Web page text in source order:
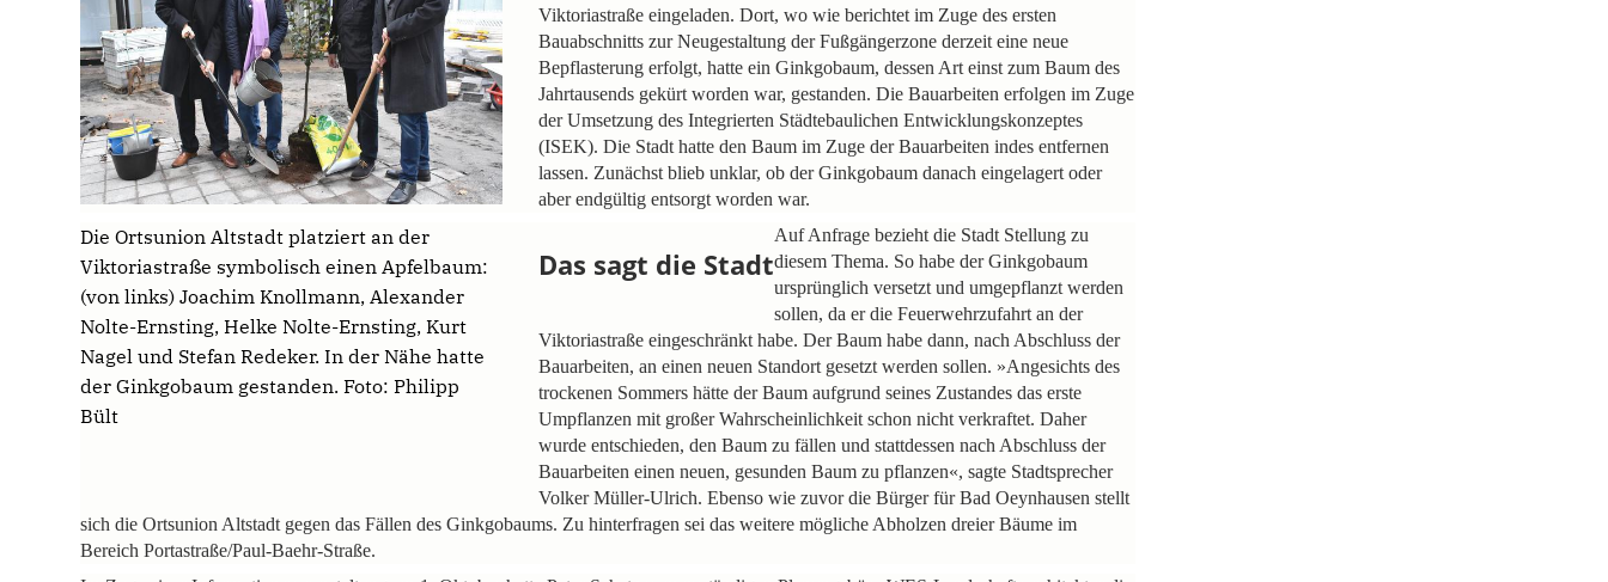
Die Ortsunion Altstadt platziert an der
Viktoriastraße symbolisch einen Apfelbaum:
(von links) Joachim Knollmann, Alexander
Nolte-Ernsting, Helke Nolte-Ernsting, Kurt
Nagel und Stefan Redeker. In der Nähe hatte
der Ginkgobaum gestanden. Foto: Philipp
Bült
Viktoriastraße eingeladen. Dort, wo wie berichtet im Zuge des ersten
Bauabschnitts zur Neugestaltung der Fußgängerzone derzeit eine neue
Bepflasterung erfolgt, hatte ein Ginkgobaum, dessen Art einst zum Baum des
Jahrtausends gekürt worden war, gestanden. Die Bauarbeiten erfolgen im Zuge
der Umsetzung des Integrierten Städtebaulichen Entwicklungskonzeptes
(ISEK). Die Stadt hatte den Baum im Zuge der Bauarbeiten indes entfernen
lassen. Zunächst blieb unklar, ob der Ginkgobaum danach eingelagert oder
aber endgültig entsorgt worden war.
Das sagt die Stadt
Auf Anfrage bezieht die Stadt Stellung zu
diesem Thema. So habe der Ginkgobaum
ursprünglich versetzt und umgepflanzt werden
sollen, da er die Feuerwehrzufahrt an der
Viktoriastraße eingeschränkt habe. Der Baum habe dann, nach Abschluss der
Bauarbeiten, an einen neuen Standort gesetzt werden sollen. »Angesichts des
trockenen Sommers hätte der Baum aufgrund seines Zustandes das erste
Umpflanzen mit großer Wahrscheinlichkeit schon nicht verkraftet. Daher
wurde entschieden, den Baum zu fällen und stattdessen nach Abschluss der
Bauarbeiten einen neuen, gesunden Baum zu pflanzen«, sagte Stadtsprecher
Volker Müller-Ulrich. Ebenso wie zuvor die Bürger für Bad Oeynhausen stellt
sich die Ortsunion Altstadt gegen das Fällen des Ginkgobaums. Zu hinterfragen sei das weitere mögliche Abholzen dreier Bäume im
Bereich Portastraße/Paul-Baehr-Straße.